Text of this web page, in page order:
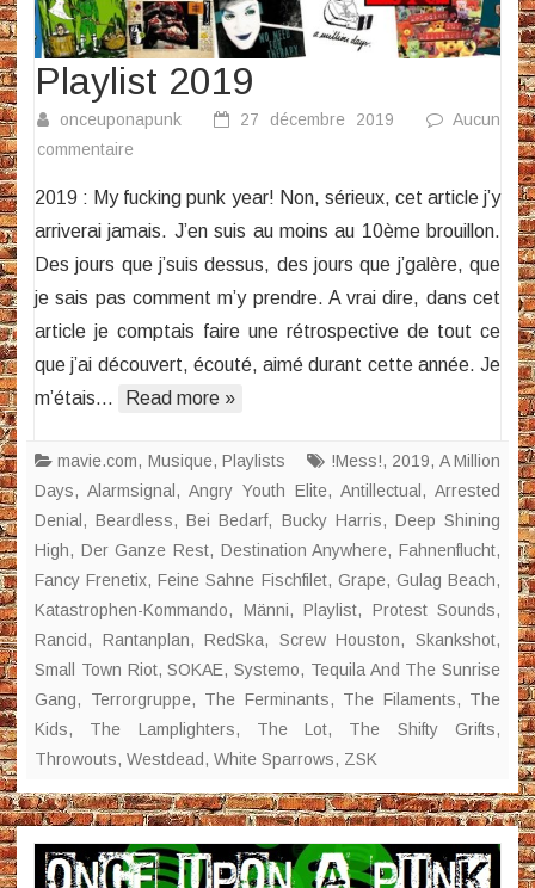
Playlist 2019
onceuponapunk 27 décembre 2019
Aucun
commentaire
2019
2019 : My fucking punk year! Non, sérieux, cet article j’y
arriverai jamais. J’en suis au moins au 10ème brouillon.
Des jours que j’suis dessus, des jours que j’galère, que
je sais pas comment m’y prendre. A vrai dire, dans cet
article je comptais faire une rétrospective de tout ce
que j’ai découvert, écouté, aimé durant cette année. Je
m’étais…
Read more »
mavie.com, Musique,Playlists !Mess!, 2019, A Million
Days, Alarmsignal, Angry Youth Elite, Antillectual, Arrested
Denial,Beardless,Bei Bedarf, Bucky Harris, Deep Shining
High, Der Ganze Rest, Destination Anywhere,Fahnenflucht,
Fancy Frenetix,Feine Sahne Fischfilet, Grape, Gulag Beach,
Katastrophen-Kommando, Männi, Playlist, Protest Sounds,
Rancid, Rantanplan,RedSka, Screw Houston,Skankshot,
Small Town Riot,SOKAE, Systemo, Tequila And The Sunrise
Gang, Terrorgruppe, The Ferminants, The Filaments, The
Kids, The Lamplighters, The Lot, The Shifty Grifts,
Throwouts, Westdead, White Sparrows, ZSK